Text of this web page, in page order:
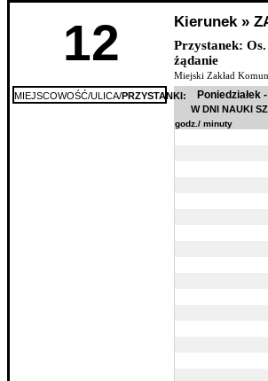
12 Kierunek »
Przystanek:
żądanie
Miejski Zakład
MIEJSCOWOŚĆ/ULICA/PRZYSTANKI: Poniedziałek
W DNI NAUKI
godz./ minuty